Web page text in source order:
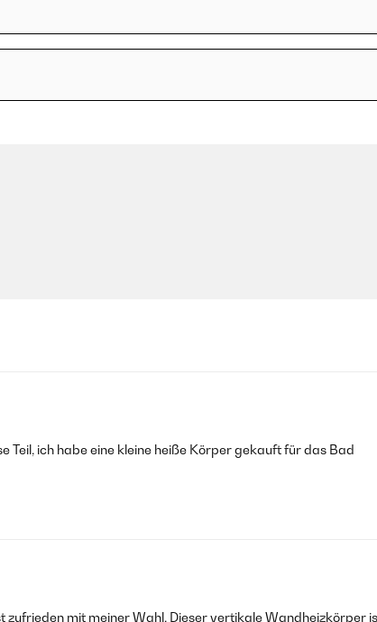
Teil, ich habe eine kleine heiße Körper gekauft für das Bad
mit meiner Wahl. Dieser vertikale Wandheizkörper